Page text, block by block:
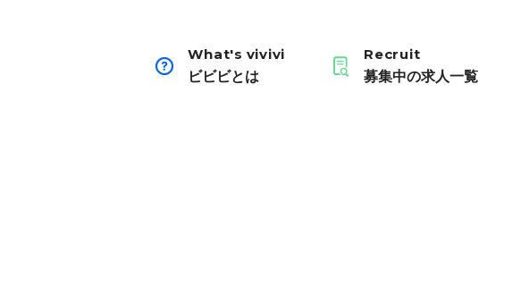
What's vivivi
ビビビとは
Recruit
募集中の求人一覧